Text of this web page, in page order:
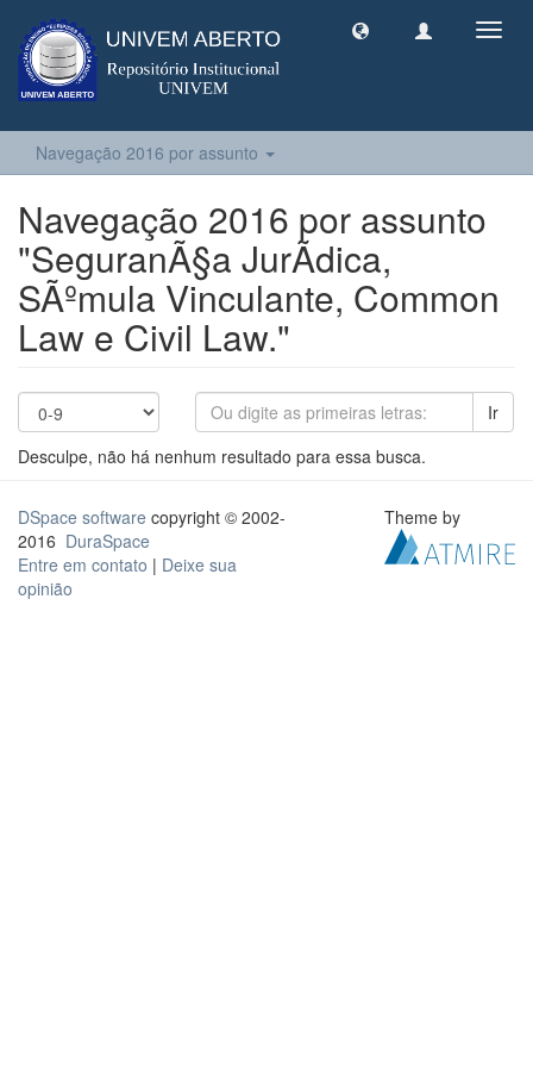
Navegação 2016 por assunto
Navegação 2016 por assunto
"SeguranÃ§a JurÃ­dica,
SÃºmula Vinculante, Common
Law e Civil Law."
Ir
Desculpe, não há nenhum resultado para essa busca.
DSpace software copyright © 2002-
2016 DuraSpace
Entre em contato | Deixe sua
opinião
Theme by